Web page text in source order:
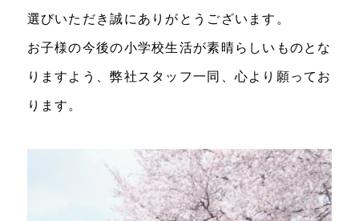
選びいただき誠にありがとうございます。
お子様の今後の小学校生活が素晴らしいものとな
りますよう、弊社スタッフ一同、心より願ってお
ります。